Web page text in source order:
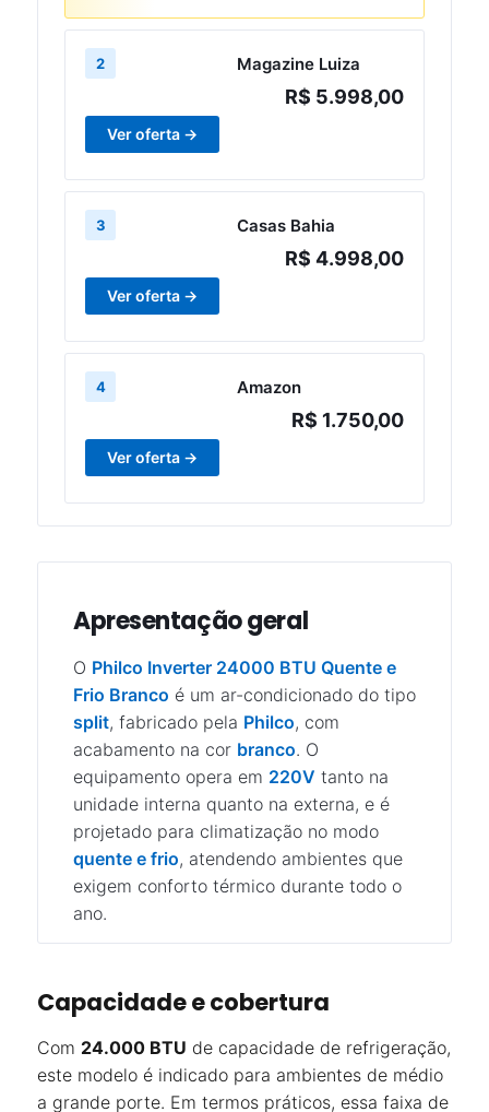
2 Magazine Luiza
R$ 5.998,00
Ver oferta →
3 Casas Bahia
R$ 4.998,00
Ver oferta →
4 Amazon
R$ 1.750,00
Ver oferta →
Apresentação geral
O Philco Inverter 24000 BTU Quente e
Frio Branco é um ar-condicionado do tipo
split, fabricado pela Philco, com
acabamento na cor branco. O
equipamento opera em 220V tanto na
unidade interna quanto na externa, e é
projetado para climatização no modo
quente e frio, atendendo ambientes que
exigem conforto térmico durante todo o
ano.
Capacidade e cobertura
Com 24.000 BTU de capacidade de refrigeração,
este modelo é indicado para ambientes de médio
a grande porte. Em termos práticos, essa faixa de